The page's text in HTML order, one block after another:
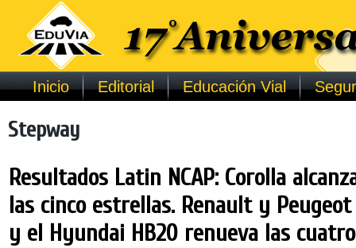
Inicio Editorial Educación Vial
Stepway
Resultados Latin NCAP: Corolla
las cinco estrellas. Renault y
y el Hyundai HB20 renueva las